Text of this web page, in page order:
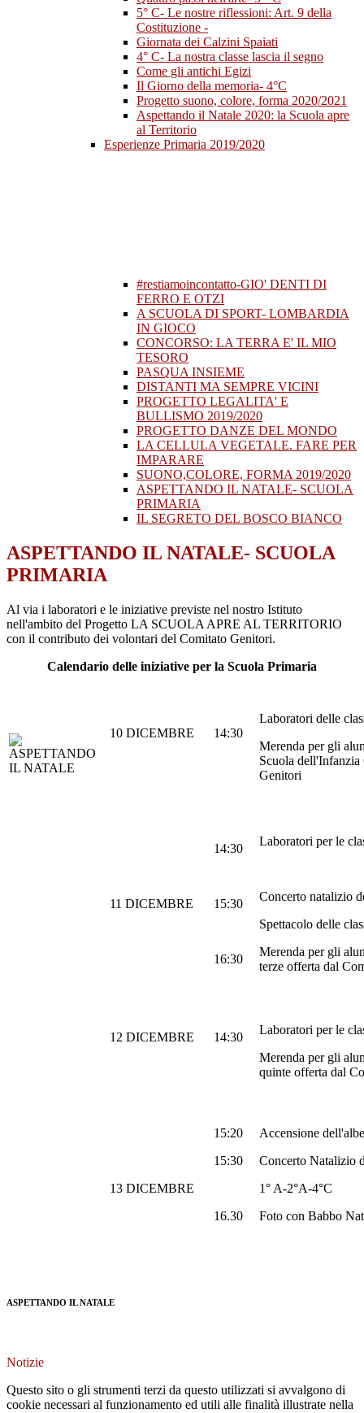
5° C- Le nostre riflessioni: Art. 9 della
Costituzione -
Giornata dei Calzini Spaiati
4° C- La nostra classe lascia il segno
Come gli antichi Egizi
Il Giorno della memoria- 4°C
Progetto suono, colore, forma 2020/2021
Aspettando il Natale 2020: la Scuola apre
al Territorio
Esperienze Primaria 2019/2020
#restiamoincontatto-GIO' DENTI DI
FERRO E OTZI
A SCUOLA DI SPORT- LOMBARDIA
IN GIOCO
CONCORSO: LA TERRA E' IL MIO
TESORO
PASQUA INSIEME
DISTANTI MA SEMPRE VICINI
PROGETTO LEGALITA' E
BULLISMO 2019/2020
PROGETTO DANZE DEL MONDO
LA CELLULA VEGETALE. FARE PER
IMPARARE
SUONO,COLORE, FORMA 2019/2020
ASPETTANDO IL NATALE- SCUOLA
PRIMARIA
IL SEGRETO DEL BOSCO BIANCO
ASPETTANDO IL NATALE- SCUOLA
PRIMARIA
Al via i laboratori e le iniziative previste nel nostro Istituto
nell'ambito del Progetto LA SCUOLA APRE AL TERRITORIO
con il contributo dei volontari del Comitato Genitori.
Calendario delle iniziative per la Scuola Primaria
10 DICEMBRE 14:30
Laboratori delle
Merenda per gli
Scuola
Genitori
11 DICEMBRE
14:30
15:30
16:30
Laboratori per le
Concerto natalizio
Spettacolo delle
Merenda per gli
terze offerta dal
12 DICEMBRE 14:30
Laboratori per le
Merenda per gli
quinte offerta dal
13 DICEMBRE
15:20
15:30
16.30
Accensione
Concerto Natalizio
1° A-2°A-4°C
Foto con Babbo
ASPETTANDO IL NATALE
Notizie
Questo sito o gli strumenti terzi da questo utilizzati si avvalgono di
cookie necessari al funzionamento ed utili alle finalità illustrate nella